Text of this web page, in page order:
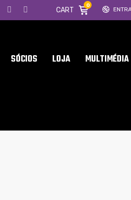
CART
0
SÓCIOS LOJA MULTIMÉDIA